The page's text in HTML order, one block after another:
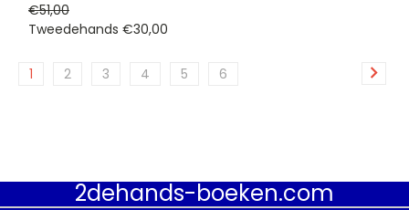
€51,00
Tweedehands €30,00
1 2 3 4 5 6
2dehands-boeken.com